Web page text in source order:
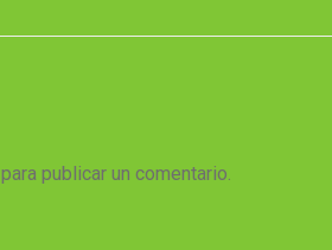
para publicar un comentario.